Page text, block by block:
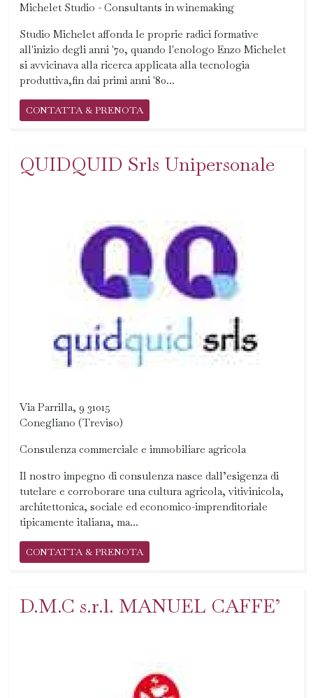
Michelet Studio - Consultants in winemaking
Studio Michelet affonda le proprie radici formative
all'inizio degli anni '70, quando l'enologo Enzo Michelet
si avvicinava alla ricerca applicata alla tecnologia
produttiva,fin dai primi anni '80...
CONTATTA & PRENOTA
QUIDQUID Srls Unipersonale
Via Parrilla, 9 31015
Conegliano (Treviso)
Consulenza commerciale e immobiliare agricola
Il nostro impegno di consulenza nasce dall’esigenza di
tutelare e corroborare una cultura agricola, vitivinicola,
architettonica, sociale ed economico-imprenditoriale
tipicamente italiana, ma...
CONTATTA & PRENOTA
D.M.C s.r.l. MANUEL CAFFE’